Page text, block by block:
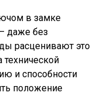
в замке
даже без
расценивают это
технической
и способности
положение